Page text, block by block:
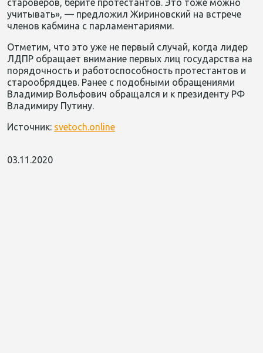
староверов, берите протестантов. Это тоже можно
учитывать», — предложил Жириновский на встрече
членов кабмина с парламентариями.
Отметим, что это уже не первый случай, когда лидер
ЛДПР обращает внимание первых лиц государства на
порядочность и работоспособность протестантов и
старообрядцев. Ранее с подобными обращениями
Владимир Вольфович обращался и к президенту РФ
Владимиру Путину.
Источник: svetoch.online
03.11.2020